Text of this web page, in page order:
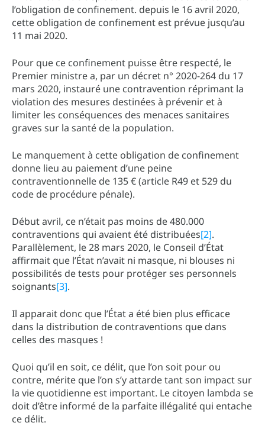
l’obligation de confinement. depuis le 16 avril 2020,
cette obligation de confinement est prévue jusqu’au
11 mai 2020.
Pour que ce confinement puisse être respecté, le
Premier ministre a, par un décret n° 2020-264 du 17
mars 2020, instauré une contravention réprimant la
violation des mesures destinées à prévenir et à
limiter les conséquences des menaces sanitaires
graves sur la santé de la population.
Le manquement à cette obligation de confinement
donne lieu au paiement d’une peine
contraventionnelle de 135 € (article R49 et 529 du
code de procédure pénale).
Début avril, ce n’était pas moins de 480.000
contraventions qui avaient été distribuées[2].
Parallèlement, le 28 mars 2020, le Conseil d’État
affirmait que l’État n’avait ni masque, ni blouses ni
possibilités de tests pour protéger ses personnels
soignants[3].
Il apparait donc que l’État a été bien plus efficace
dans la distribution de contraventions que dans
celles des masques !
Quoi qu’il en soit, ce délit, que l’on soit pour ou
contre, mérite que l’on s’y attarde tant son impact sur
la vie quotidienne est important. Le citoyen lambda se
doit d’être informé de la parfaite illégalité qui entache
ce délit.